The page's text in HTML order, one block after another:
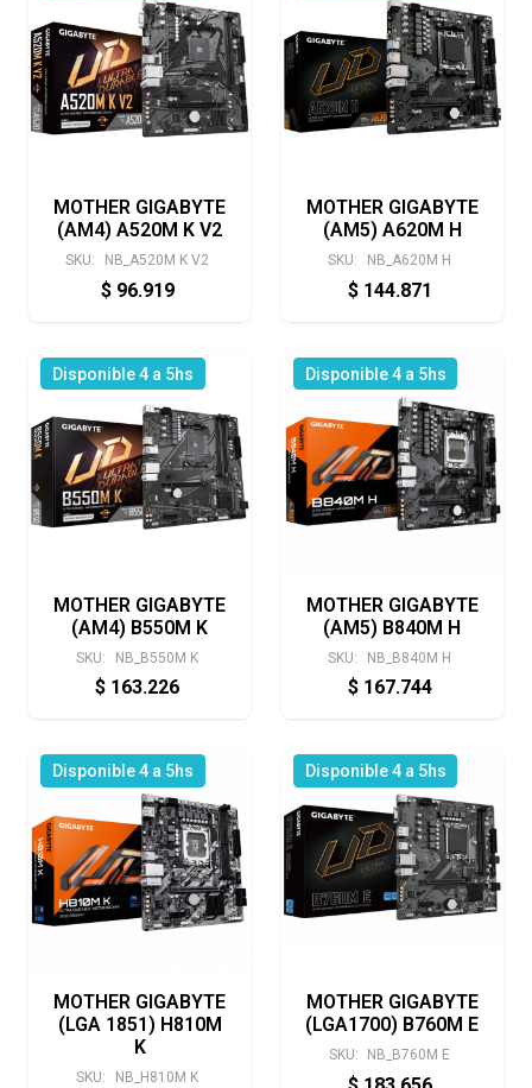
MOTHER GIGABYTE
(AM4) A520M K V2
SKU: NB_A520M K V2
$ 96.919
MOTHER GIGABYTE
(AM5) A620M H
SKU: NB_A620M H
$ 144.871
Disponible 4 a 5hs
MOTHER GIGABYTE
(AM4) B550M K
SKU: NB_B550M K
$ 163.226
Disponible 4 a 5hs
MOTHER GIGABYTE
(AM5) B840M H
SKU: NB_B840M H
$ 167.744
Disponible 4 a 5hs
MOTHER GIGABYTE
(LGA 1851) H810M
K
SKU: NB_H810M K
Disponible 4 a 5hs
MOTHER GIGABYTE
(LGA1700) B760M E
SKU: NB_B760M E